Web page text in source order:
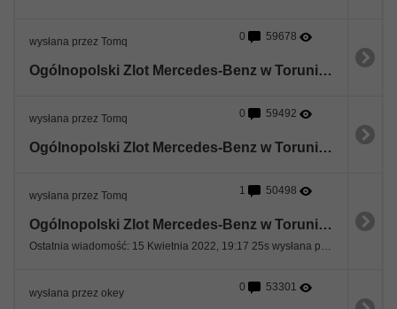
wysłana przez Tomq 0 59678
Ogólnopolski Zlot Mercedes-Benz w Toruniu 2024 (19 maja)
wysłana przez Tomq 0 59492
Ogólnopolski Zlot Mercedes-Benz w Toruniu 2023 (14 maja)
wysłana przez Tomq 1 50498
Ogólnopolski Zlot Mercedes-Benz w Toruniu 2022 (14-15 maja)
Ostatnia wiadomość: 15 Kwietnia 2022, 19:17 25s wysłana przez W212
wysłana przez okey 0 53301